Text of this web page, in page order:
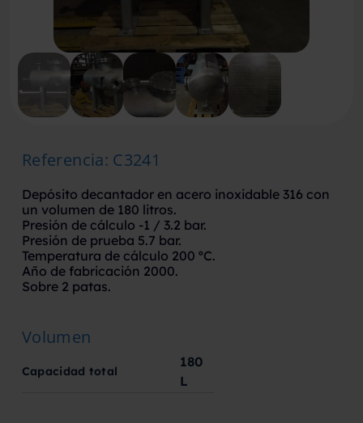
Referencia: C3241
Depósito decantador en acero inoxidable 316 con
un volumen de 180 litros.
Presión de cálculo -1 / 3.2 bar.
Presión de prueba 5.7 bar.
Temperatura de cálculo 200 ºC.
Año de fabricación 2000.
Sobre 2 patas.
Volumen
Capacidad total
180
L